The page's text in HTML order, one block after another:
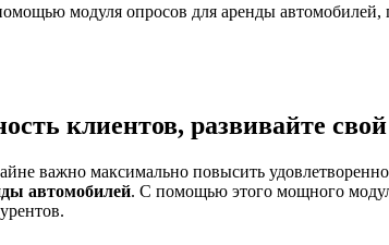
модуля опросов для аренды
клиентов, развивайте свой
важно максимально повысить
автомобилей. С помощью этого мощного